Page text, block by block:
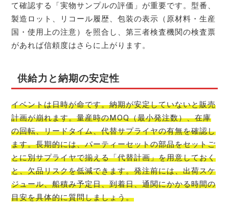
て確認する「実物サンプルの評価」が重要です。型番、
製造ロット、リコール履歴、包装の表示（原材料・生産
国・使用上の注意）を照合し、第三者検査機関の検査票
があれば信頼度はさらに上がります。
供給力と納期の安定性
イベントは日時が命です。納期が安定していないと販売
計画が崩れます。量産時のMOQ（最小発注数）、在庫
の回転、リードタイム、代替サプライヤの有無を確認し
ます。長期的には、パーティーセットの部品をセットご
とに別サプライヤで揃える「代替計画」を用意しておく
と、欠品リスクを低減できます。発注前には、出荷スケ
ジュール、船積み予定日、到着日、通関にかかる時間の
目安を具体的に質問しましょう。